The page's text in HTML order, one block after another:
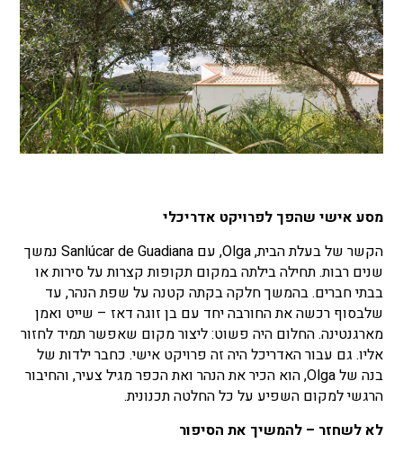
מסע אישי שהפך לפרויקט אדריכלי
הקשר של בעלת הבית, Olga, עם Sanlúcar de Guadiana נמשך
שנים רבות. תחילה בילתה במקום תקופות קצרות על סירות או
בבתי חברים. בהמשך חלקה בקתה קטנה על שפת הנהר, עד
שלבסוף רכשה את החורבה יחד עם בן זוגה דאז – שייט ואמן
מארגנטינה. החלום היה פשוט: ליצור מקום שאפשר תמיד לחזור
אליו. גם עבור האדריכל היה זה פרויקט אישי. כחבר ילדות של
בנה של Olga, הוא הכיר את הנהר ואת הכפר מגיל צעיר, והחיבור
הרגשי למקום השפיע על כל החלטה תכנונית.
לא לשחזר – להמשיך את הסיפור